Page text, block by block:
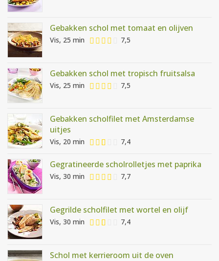
Gebakken schol met tomaat en olijven
Vis, 25 min 7,5
Gebakken schol met tropisch fruitsalsa
Vis, 25 min 7,5
Gebakken scholfilet met Amsterdamse
uitjes
Vis, 20 min 7,4
Gegratineerde scholrolletjes met paprika
Vis, 30 min 7,7
Gegrilde scholfilet met wortel en olijf
Vis, 30 min 7,4
Schol met kerrieroom uit de oven